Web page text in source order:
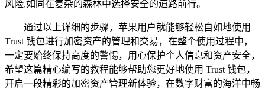
风险,如同在复杂的森林中选择安全的道路前行。
通过以上详细的步骤，苹果用户就能够轻松自如地使用
Trust 钱包进行加密资产的管理和交易，在整个使用过程中，
一定要始终保持高度的警惕，用心保护个人信息和资产安全，
希望这篇精心编写的教程能够帮助您更好地使用 Trust 钱包，
开启一段精彩的加密资产管理新体验，在数字财富的海洋中畅